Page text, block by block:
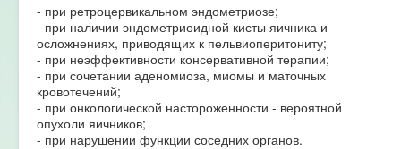
- при ретроцервикальном эндометриозе;
- при наличии эндометриоидной кисты яичника и
осложнениях, приводящих к пельвиоперитониту;
- при неэффективности консервативной терапии;
- при сочетании аденомиоза, миомы и маточных
кровотечений;
- при онкологической настороженности - вероятной
опухоли яичников;
- при нарушении функции соседних органов.